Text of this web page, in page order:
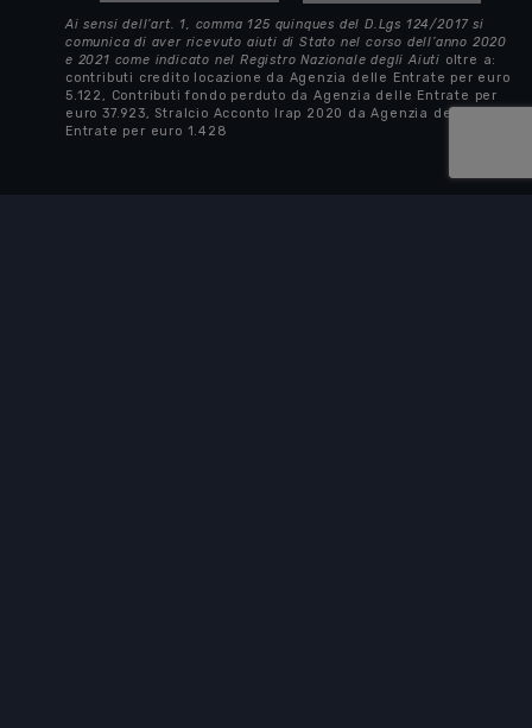
Ai sensi dell’art. 1, comma 125 quinques del D.Lgs 124/2017 si
comunica di aver ricevuto aiuti di Stato nel corso dell’anno 2020
e 2021 come indicato nelRegistro Nazionale degli Aiuti oltre a:
contributi credito locazione da Agenzia delle Entrate per euro
5.122, Contributi fondo perduto da Agenzia delle Entrate per
euro 37.923, Stralcio Acconto Irap 2020 da Agenzia delle
Entrate per euro 1.428